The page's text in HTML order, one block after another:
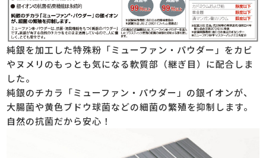
純銀を加工した特殊粉「ミューファン・パウダー」をカビ
やヌメリのもっとも気になる軟質部（継ぎ目）に配合しま
した。
純銀のチカラ「ミューファン・パウダー」の銀イオンが、
大腸菌や黄色ブドウ球菌などの細菌の繁殖を抑制します。
自然の抗菌だから安心！